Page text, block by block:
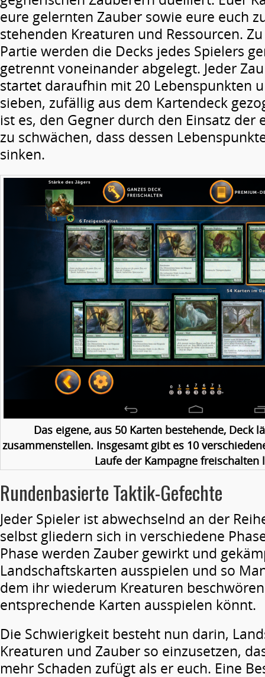
eure gelernten Zauber sowie eure euch
stehenden Kreaturen und Ressourcen.
Partie werden die Decks jedes Spielers
getrennt voneinander abgelegt. Jeder
startet daraufhin mit 20 Lebenspunkten
sieben, zufällig aus dem Kartendeck
ist es, den Gegner durch den Einsatz der
zu schwächen, dass dessen
sinken.
Das eigene, aus 50 Karten bestehende, Deck
zusammenstellen. Insgesamt gibt es 10
Laufe der Kampagne freischalten
Rundenbasierte Taktik-Gefechte
Jeder Spieler ist abwechselnd an der
selbst gliedern sich in verschiedene
Phase werden Zauber gewirkt und
Landschaftskarten ausspielen und so
dem ihr wiederum Kreaturen
entsprechende Karten ausspielen könnt.
Die Schwierigkeit besteht nun darin,
Kreaturen und Zauber so einzusetzen,
mehr Schaden zufügt als er euch. Eine